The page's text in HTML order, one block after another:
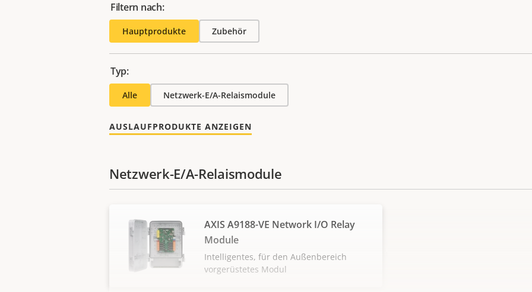
Filtern nach:
Hauptprodukte Zubehör
Typ:
Alle Netzwerk-E/A-Relaismodule
AUSLAUFPRODUKTE ANZEIGEN
Netzwerk-E/A-Relaismodule
AXIS A9188-VE Network I/O Relay
Module
Intelligentes, für den Außenbereich
vorgerüstetes Modul